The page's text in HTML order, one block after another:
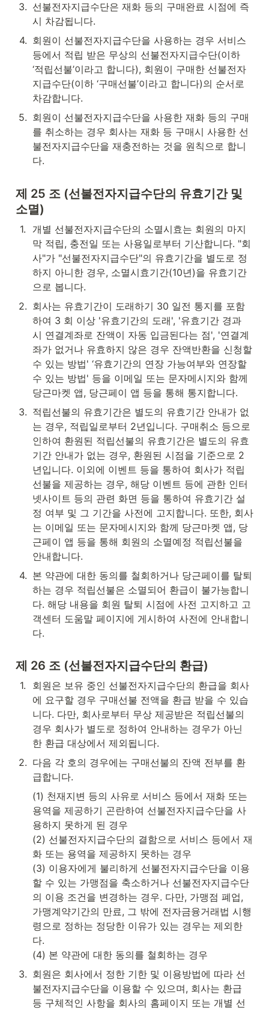
3. 선불전자지급수단은 재화 등의 구매완료 시점에 즉
시 차감됩니다.
4. 회원이 선불전자지급수단을 사용하는 경우 서비스
등에서 적립 받은 무상의 선불전자지급수단(이하
‘적립선불’이라고 합니다), 회원이 구매한 선불전자
지급수단(이하 ‘구매선불’이라고 합니다)의 순서로
차감합니다.
5. 회원이 선불전자지급수단을 사용한 재화 등의 구매
를 취소하는 경우 회사는 재화 등 구매시 사용한 선
불전자지급수단을 재충전하는 것을 원칙으로 합니
다.
제 25 조 (선불전자지급수단의 유효기간 및
소멸)
1.
개별 선불전자지급수단의 소멸시효는 회원의 마지
막 적립, 충전일 또는 사용일로부터 기산합니다. "회
사"가 "선불전자지급수단"의 유효기간을 별도로 정
하지 아니한 경우, 소멸시효기간(10년)을 유효기간
으로 봅니다.
2. 회사는 유효기간이 도래하기 30 일전 통지를 포함
하여 3 회 이상 '유효기간의 도래', '유효기간 경과
시 연결계좌로 잔액이 자동 입금된다는 점', '연결계
좌가 없거나 유효하지 않은 경우 잔액반환을 신청할
수 있는 방법' ‘유효기간의 연장 가능여부와 연장할
수 있는 방법' 등을 이메일 또는 문자메시지와 함께
당근마켓 앱, 당근페이 앱 등을 통해 통지합니다.
3. 적립선불의 유효기간은 별도의 유효기간 안내가 없
는 경우, 적립일로부터 2년입니다. 구매취소 등으로
인하여 환원된 적립선불의 유효기간은 별도의 유효
기간 안내가 없는 경우, 환원된 시점을 기준으로 2
년입니다. 이외에 이벤트 등을 통하여 회사가 적립
선불을 제공하는 경우, 해당 이벤트 등에 관한 인터
넷사이트 등의 관련 화면 등을 통하여 유효기간 설
정 여부 및 그 기간을 사전에 고지합니다. 또한, 회사
는 이메일 또는 문자메시지와 함께 당근마켓 앱, 당
근페이 앱 등을 통해 회원의 소멸예정 적립선불을
안내합니다.
4. 본 약관에 대한 동의를 철회하거나 당근페이를 탈퇴
하는 경우 적립선불은 소멸되어 환급이 불가능합니
다. 해당 내용을 회원 탈퇴 시점에 사전 고지하고 고
객센터 도움말 페이지에 게시하여 사전에 안내합니
다.
제 26 조 (선불전자지급수단의 환급)
1.
회원은 보유 중인 선불전자지급수단의 환급을 회사
에 요구할 경우 구매선불 전액을 환급 받을 수 있습
니다. 다만, 회사로부터 무상 제공받은 적립선불의
경우 회사가 별도로 정하여 안내하는 경우가 아닌
한 환급 대상에서 제외됩니다.
2. 다음 각 호의 경우에는 구매선불의 잔액 전부를 환
급합니다.
(1) 천재지변 등의 사유로 서비스 등에서 재화 또는
용역을 제공하기 곤란하여 선불전자지급수단을 사
용하지 못하게 된 경우
(2) 선불전자지급수단의 결함으로 서비스 등에서 재
화 또는 용역을 제공하지 못하는 경우
(3) 이용자에게 불리하게 선불전자지급수단을 이용
할 수 있는 가맹점을 축소하거나 선불전자지급수단
의 이용 조건을 변경하는 경우. 다만, 가맹점 폐업,
가맹계약기간의 만료, 그 밖에 전자금융거래법 시행
령으로 정하는 정당한 이유가 있는 경우는 제외한
다.
(4) 본 약관에 대한 동의를 철회하는 경우
3. 회원은 회사에서 정한 기한 및 이용방법에 따라 선
불전자지급수단을 이용할 수 있으며, 회사는 환급
등 구체적인 사항을 회사의 홈페이지 또는 개별 선